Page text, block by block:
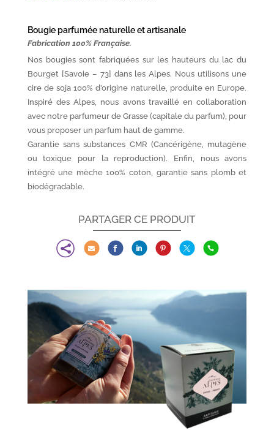
Bougie parfumée naturelle et artisanale
Fabrication 100% Française.
Nos bougies sont fabriquées sur les hauteurs du lac du
Bourget [Savoie – 73] dans les Alpes. Nous utilisons une
cire de soja 100% d’origine naturelle, produite en Europe.
Inspiré des Alpes, nous avons travaillé en collaboration
avec notre parfumeur de Grasse (capitale du parfum), pour
vous proposer un parfum haut de gamme.
Garantie sans substances CMR (Cancérigène, mutagène
ou toxique pour la reproduction). Enfin, nous avons
intégré une mèche 100% coton, garantie sans plomb et
biodégradable.
PARTAGER CE PRODUIT
      